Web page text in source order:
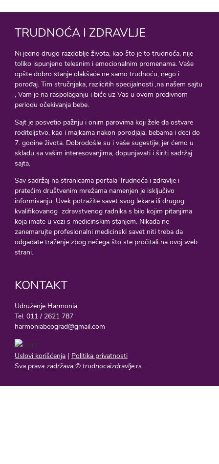
TRUDNOĆA I ZDRAVLJE
Ni jedno drugo razdoblje života, kao što je to trudnoća, nije
toliko ispunjeno telesnim i emocionalnim promenama. Vaše
opšte dobro stanje olakšaće ne samo trudnoću, nego i
porođaj. Tim stručnjaka, razlicitih specijalnosti ,na našem sajtu
, Vam je na raspolaganju i biće uz Vas u ovom predivnom
periodu očekivanja bebe.
Sajt je posvetio pažnju i onim parovima koji žele da ostvare
roditeljstvo, kao i majkama nakon porodjaja, bebama i deci do
7. godine života. Dobrodošle su i vaše sugestije, jer ćemo u
skladu sa vašim interesovanjima, dopunjavati i širiti sadržaj
sajta.
Sav sadržaj na stranicama portala Trudnoća i zdravlje i
pratećim društvenim mrežama namenjen je isključivo
informisanju. Uvek potražite savet svog lekara ili drugog
kvalifikovanog zdravstvenog radnika s bilo kojim pitanjima
koja imate u vezi s medicinskim stanjem. Nikada ne
zanemarujte profesionalni medicinski savet niti treba da
odgađate traženje zbog nečega što ste pročitali na ovoj web
strani.
KONTAKT
Udruženje Harmonia
Tel. 011 / 2621 787
harmoniabeograd@gmail.com
Uslovi korišćenja | Politika privatnosti
Sva prava zadržava © trudnocaizdravlje.rs